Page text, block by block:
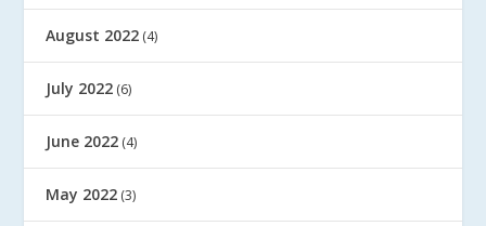
August 2022 (4)
July 2022 (6)
June 2022 (4)
May 2022 (3)